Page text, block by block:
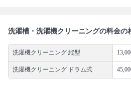
洗濯槽・洗濯機クリーニングの料金の
洗濯機クリーニング 縦型
洗濯機クリーニング ドラム式